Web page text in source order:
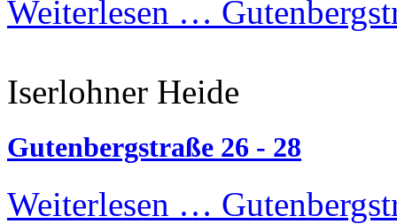
Weiterlesen …
Iserlohner Heide
Gutenbergstraße 26 - 28
Weiterlesen …